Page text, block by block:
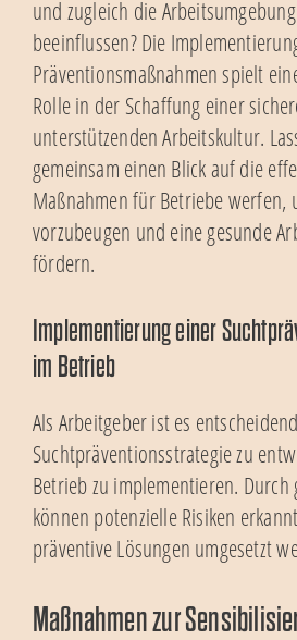
und zugleich die
beeinflussen? Die
Präventionsmaßnahmen spielt
Rolle in der Schaffung einer
unterstützenden Arbeitskultur.
gemeinsam einen Blick auf die
Maßnahmen für Betriebe werfen,
vorzubeugen und eine gesunde
fördern.
Implementierung einer
im Betrieb
Als Arbeitgeber ist es
Suchtpräventionsstrategie zu
Betrieb zu implementieren. Durch
können potenzielle Risiken
präventive Lösungen umgesetzt
Maßnahmen zur